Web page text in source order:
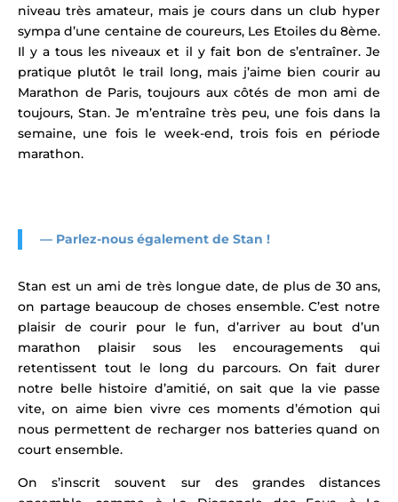
niveau très amateur, mais je cours dans un club hyper
sympa d’une centaine de coureurs, Les Etoiles du 8ème.
Il y a tous les niveaux et il y fait bon de s’entraîner. Je
pratique plutôt le trail long, mais j’aime bien courir au
Marathon de Paris, toujours aux côtés de mon ami de
toujours, Stan. Je m’entraîne très peu, une fois dans la
semaine, une fois le week-end, trois fois en période
marathon.
— Parlez-nous également de Stan !
Stan est un ami de très longue date, de plus de 30 ans,
on partage beaucoup de choses ensemble. C’est notre
plaisir de courir pour le fun, d’arriver au bout d’un
marathon plaisir sous les encouragements qui
retentissent tout le long du parcours. On fait durer
notre belle histoire d’amitié, on sait que la vie passe
vite, on aime bien vivre ces moments d’émotion qui
nous permettent de recharger nos batteries quand on
court ensemble.
On s’inscrit souvent sur des grandes distances